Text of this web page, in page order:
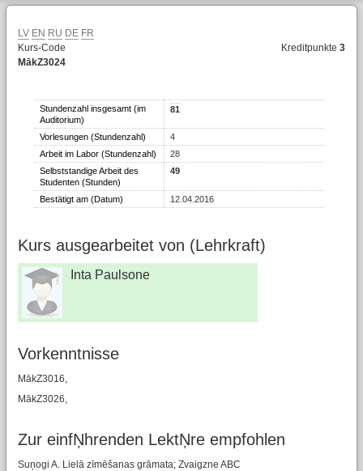
LV EN RU DE FR
Kurs-Code
MākZ3024
Kreditpunkte3
Stundenzahl insgesamt (im
Auditorium)
81
Vorlesungen (Stundenzahl)
4
Arbeit im Labor (Stundenzahl)
28
Selbststandige Arbeit des
Studenten (Stunden)
49
Bestätigt am (Datum) 12.04.2016
Kurs ausgearbeitet von (Lehrkraft)
Inta Paulsone
Vorkenntnisse
MākZ3016,
MākZ3026,
Zur einfŅhrenden LektŅre empfohlen
Suņogi A. Lielā zīmēšanas grāmata; Zvaigzne ABC